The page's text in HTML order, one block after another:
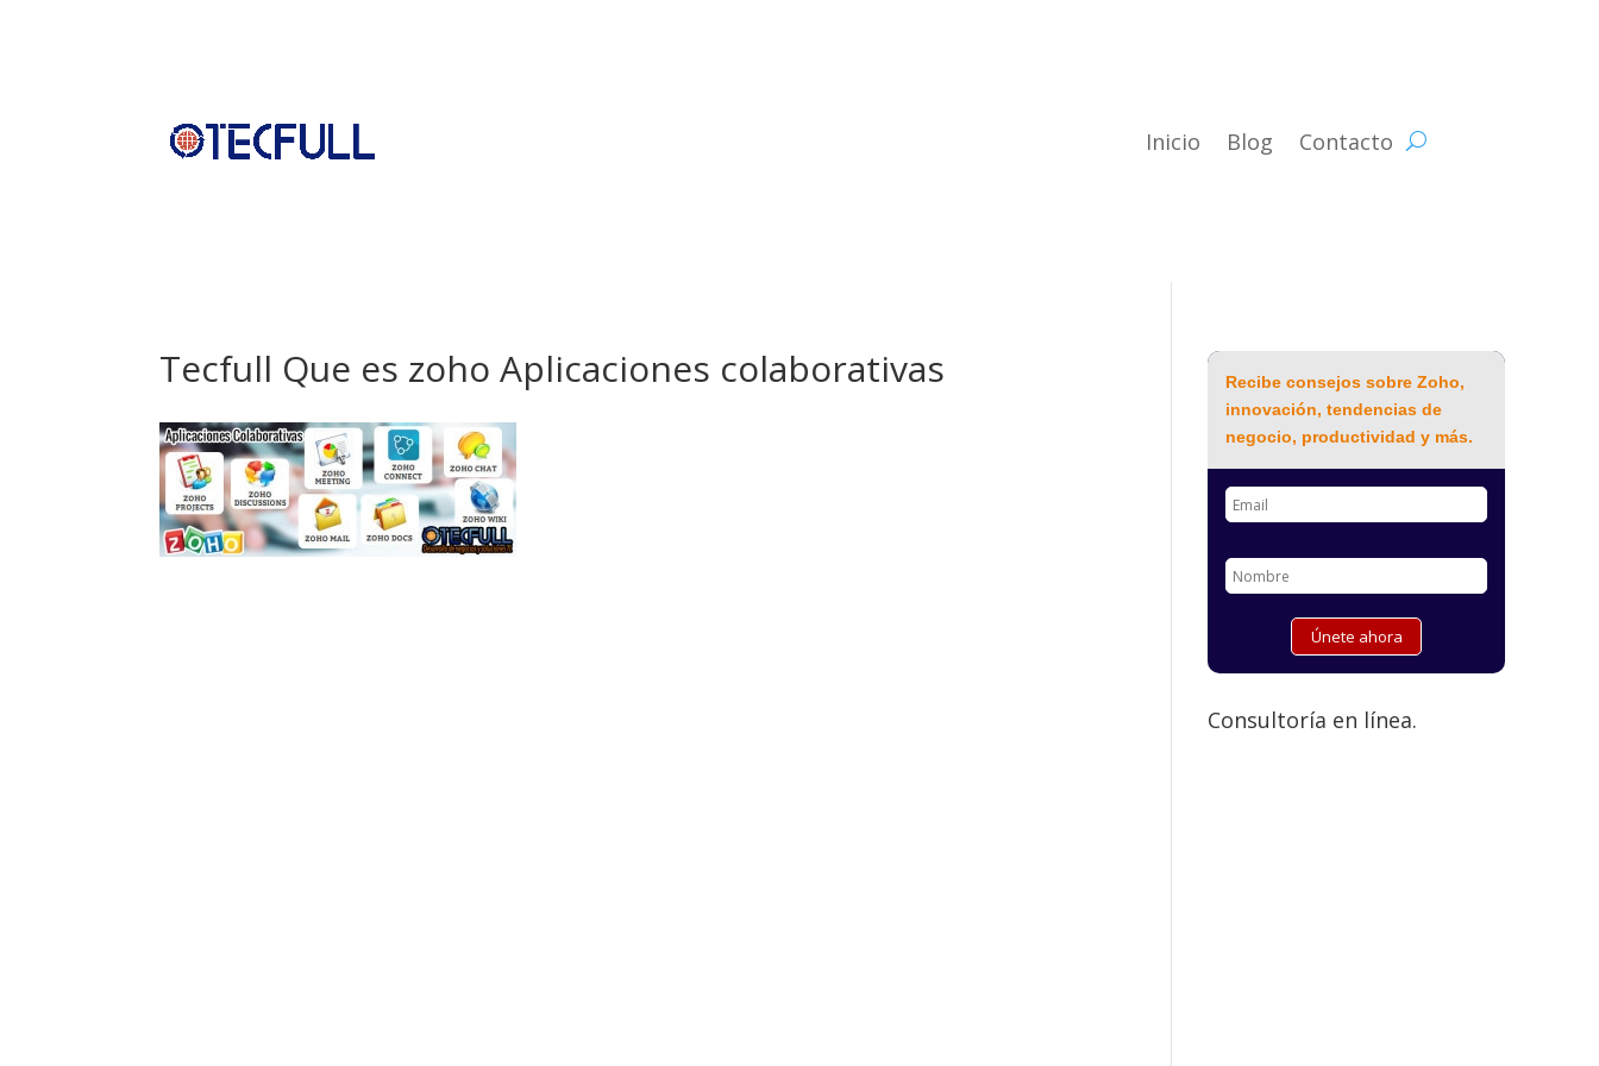
Inicio Blog Contacto
Tecfull Que es zoho Aplicaciones colaborativas
Recibe consejos sobre Zoho,
innovación, tendencias de
negocio, productividad y más.
Consultoría en línea.